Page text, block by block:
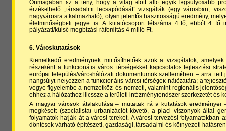
Önmagában az a tény, hogy a világ előtt álló egyik legsúlyosabb
érzékelhető „társadalmi lecsapódását” vizsgálták (egy városban,
nagyvárosra alkalmazható), olyan jelentős hasznosságú eredmény,
életminőségbeli jegyei is. A kutatócsoport létszáma 4 fő, ebből 4 fő
pályázati/külső megbízási ráfordítás 4 millió Ft.
6. Városkutatások
Kiemelkedő eredménynek minősíthetőek azok a vizsgálatok,
részeként a funkcionális városi térségekkel kapcsolatos fejlesztési
európai település/városhálózati dokumentumok szellemében – arra
hangsúlyt helyezzen a funkcionális városi térségek hálózatára; a
vegye figyelembe a nemzetközi és nemzeti, valamint regionális
ehhez a hálózathoz illessze a területi intézményrendszer szerkezetét és
A magyar városok átalakulása – mutattak rá a kutatások
megkésett (szocialista) urbanizációt követő, a piaci viszonyok által
folyamatok hatják át a városi tereket. A városi tervezési folyamatokban
döntések várható építészeti, gazdasági, társadalmi és környezeti